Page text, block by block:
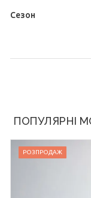
Сезон
ПОПУЛЯРНІ
РОЗПРОДАЖ